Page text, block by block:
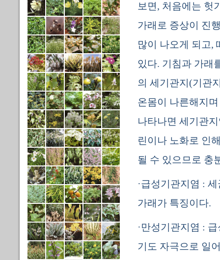
보면, 처음에는 헛
가래로 증상이 진
많이 나오게 되고,
있다. 기침과 가래
의 세기관지(기관
온몸이 나른해지
나타나면 세기관
린이나 노화로 인
될 수 있으므로 충
·급성기관지염 :
가래가 특징이다.
·만성기관지염 :
기도 자극으로 일